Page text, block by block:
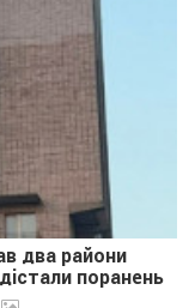
два райони
поранень